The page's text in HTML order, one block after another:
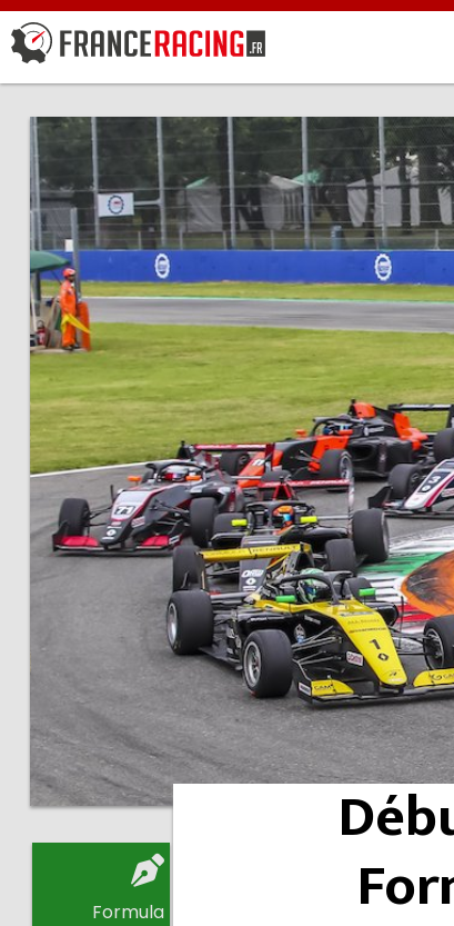
Formula